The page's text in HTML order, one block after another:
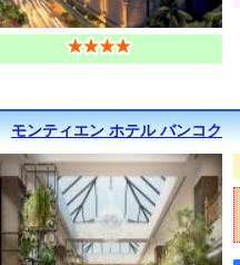
モンティエン ホテル バンコク